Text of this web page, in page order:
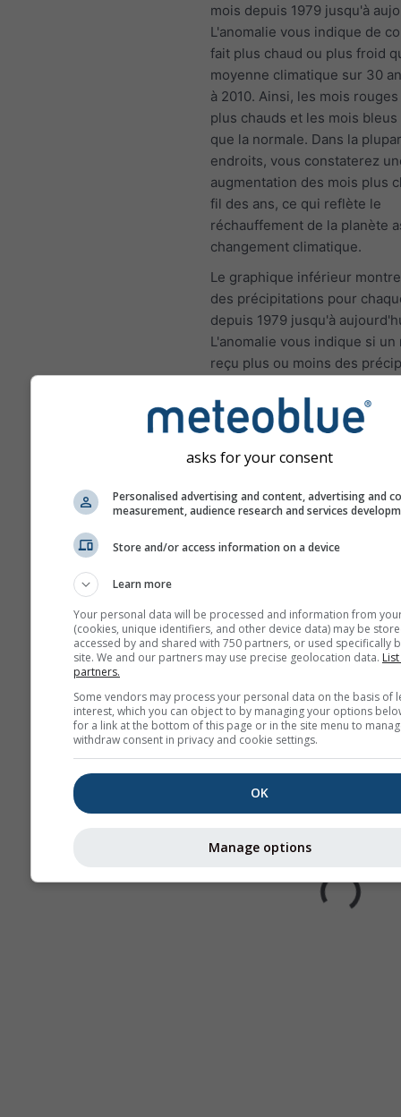
mois depuis 1979 jusqu'à
L'anomalie vous indique de
fait plus chaud ou plus froid
moyenne climatique sur 30
à 2010. Ainsi, les mois
plus chauds et les mois
que la normale. Dans la
endroits, vous constaterez
augmentation des mois plus
fil des ans, ce qui reflète le
réchauffement de la planète
changement climatique.
Le graphique inférieur
des précipitations pour
depuis 1979 jusqu'à
L'anomalie vous indique si un
reçu plus ou moins des
de 1980 à 2010. Ainsi, les
été plus humides et les mois
été plus secs que la normale.
Anomalie de température
Mois
Jan Feb Mar
Sep Oct Nov
asks for your consent
Personalised advertising and content, advertising and
measurement, audience research and services
Store and/or access information on a device
Learn more
Your personal data will be processed and information from
(cookies, unique identifiers, and other device data) may be
accessed by and shared with 750 partners, or used specifically
site. We and our partners may use precise geolocation data.
partners.
Some vendors may process your personal data on the basis of
interest, which you can object to by managing your options
for a link at the bottom of this page or in the site menu to
withdraw consent in privacy and cookie settings.
OK
Manage options